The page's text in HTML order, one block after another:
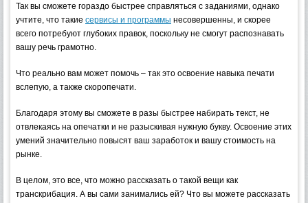
Так вы сможете гораздо быстрее справляться с заданиями, однако
учтите, что такие сервисы и программы несовершенны, и скорее
всего потребуют глубоких правок, поскольку не смогут распознавать
вашу речь грамотно.
Что реально вам может помочь – так это освоение навыка печати
вслепую, а также скоропечати.
Благодаря этому вы сможете в разы быстрее набирать текст, не
отвлекаясь на опечатки и не разыскивая нужную букву. Освоение этих
умений значительно повысят ваш заработок и вашу стоимость на
рынке.
В целом, это все, что можно рассказать о такой вещи как
транскрибация. А вы сами занимались ей? Что вы можете рассказать